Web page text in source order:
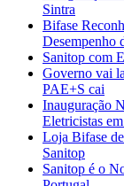
Sintra
Bifase
Desempenho
Sanitop com
Governo vai
PAE+S cai
Inauguração
Eletricistas
Loja Bifase
Sanitop
Sanitop é o